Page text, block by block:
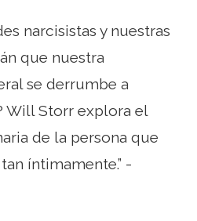
narcisistas y nuestras
que nuestra
se derrumbe a
Will Storr explora el
de la persona que
íntimamente.” -